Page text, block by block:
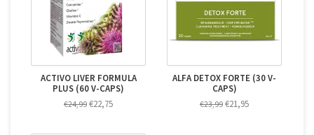
ACTIVO LIVER FORMULA
PLUS (60 V-CAPS)
€24,99 €22,75
ALFA DETOX FORTE (30 V-
CAPS)
€23,99 €21,95